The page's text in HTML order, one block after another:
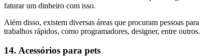
faturar um dinheiro com isso.
Além disso, existem diversas áreas que procuram pessoas para
trabalhos rápidos, como programadores, designer, entre outros.
14. Acessórios para pets